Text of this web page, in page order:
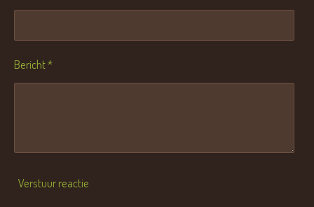
Bericht *
Verstuur reactie